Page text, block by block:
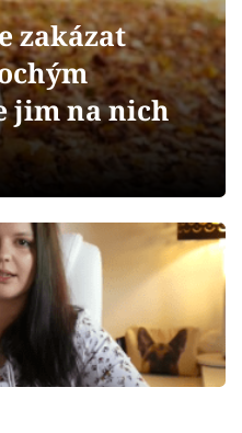
zakázat
jim na nich